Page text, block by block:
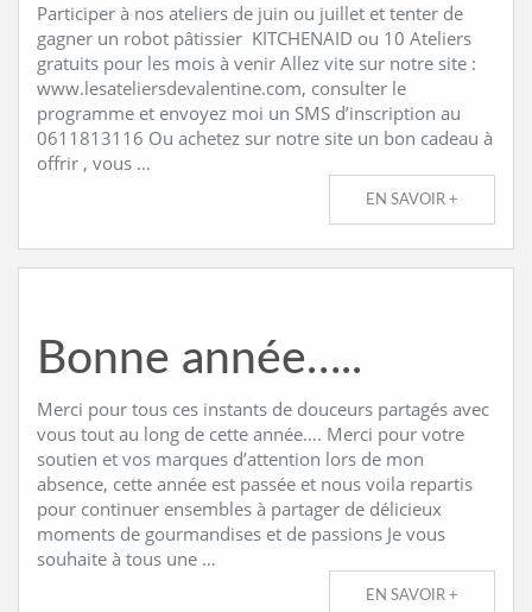
Participer à nos ateliers de juin ou juillet et tenter de
gagner un robot pâtissier KITCHENAID ou 10 Ateliers
gratuits pour les mois à venir Allez vite sur notre site :
www.lesateliersdevalentine.com, consulter le
programme et envoyez moi un SMS d’inscription au
0611813116 Ou achetez sur notre site un bon cadeau à
offrir , vous …
EN SAVOIR +
Bonne année…..
Merci pour tous ces instants de douceurs partagés avec
vous tout au long de cette année…. Merci pour votre
soutien et vos marques d’attention lors de mon
absence, cette année est passée et nous voila repartis
pour continuer ensembles à partager de délicieux
moments de gourmandises et de passions Je vous
souhaite à tous une …
EN SAVOIR +